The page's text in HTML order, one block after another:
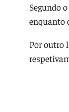
Segundo
enquanto
Por outro